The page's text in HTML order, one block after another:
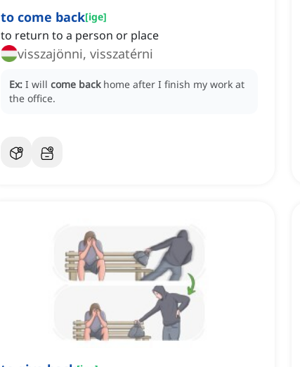
to come back[ige]
to return to a person or place
visszajönni, visszatérni
Ex: I will come back home after I finish my work at
the office.